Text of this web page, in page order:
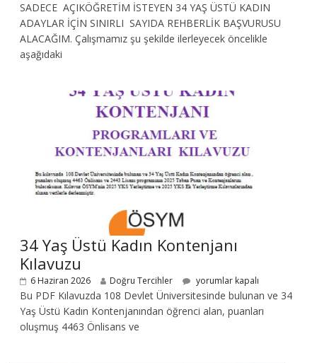
SADECE AÇIKÖĞRETİM İSTEYEN 34 YAŞ ÜSTÜ KADIN
ADAYLAR İÇİN SINIRLI SAYIDA REHBERLİK BAŞVURUSU
ALACAĞIM. Çalışmamız şu şekilde ilerleyecek öncelikle
aşağıdaki
34 Yaş Üstü Kadın Kontenjanı
Kılavuzu
6 Haziran 2026 Doğru Tercihler yorumlar kapalı
Bu PDF Kılavuzda 108 Devlet Üniversitesinde bulunan ve 34
Yaş Üstü Kadın Kontenjanından öğrenci alan, puanları
oluşmuş 4463 Önlisans ve